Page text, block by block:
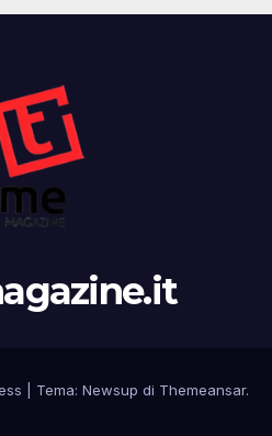
Tema: Newsup di Themeansar.